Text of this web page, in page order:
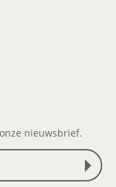
nieuwsbrief.